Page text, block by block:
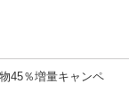
45％増量キャンペ